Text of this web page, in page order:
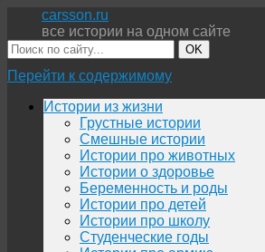
carsson.ru
все истории на одном сайте
OK
Перейти к содержимому
Истории из жизни
Грустные истории
Смешные истории
Истории про животных
Истории о здоровье
Беременность и роды
Истории про детей
Истории про школу
Студенческие годы